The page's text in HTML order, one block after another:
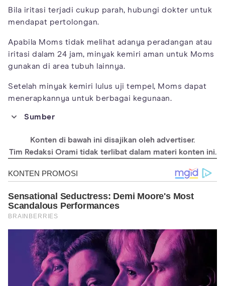
Bila iritasi terjadi cukup parah, hubungi dokter untuk
mendapat pertolongan.
Apabila Moms tidak melihat adanya peradangan atau
iritasi dalam 24 jam, minyak kemiri aman untuk Moms
gunakan di area tubuh lainnya.
Setelah minyak kemiri lulus uji tempel, Moms dapat
menerapkannya untuk berbagai kegunaan.
Sumber
81509006093
https://knepublishing.com/index.php/KnE-
Medicine/article/view/11917/19307
https://emmavictoria.co.uk/know-the-benefits-of-candlenut-oil-
Konten di bawah ini disajikan oleh advertiser.
Tim Redaksi Orami tidak terlibat dalam materi konten ini.